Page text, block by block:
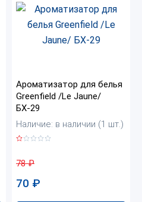
Ароматизатор для белья
Greenfield /Le Jaune/
БХ-29
Наличие: в наличии (1 шт.)
78₽
70 ₽